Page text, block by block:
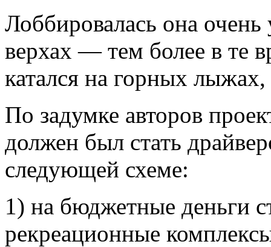
Лоббировалась она
верхах — тем более в те
катался на горных
По задумке авторов
должен был стать
следующей схеме:
1) на бюджетные деньги
рекреационные